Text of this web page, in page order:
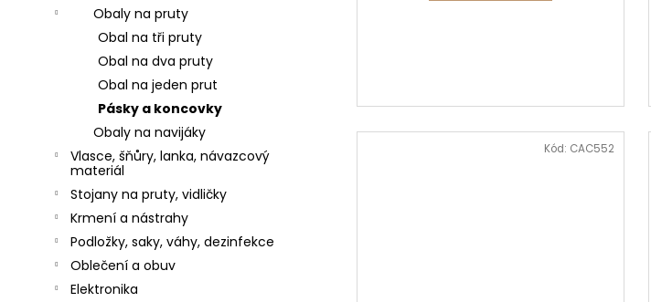
Obaly na pruty
Obal na tři pruty
Obal na dva pruty
Obal na jeden prut
Pásky a koncovky
Obaly na navijáky
Vlasce, šňůry, lanka, návazcový
materiál
Stojany na pruty, vidličky
Krmení a nástrahy
Podložky, saky, váhy, dezinfekce
Oblečení a obuv
Elektronika
Kód: CAC552
SURETTI
PRŮBĚŽNÉ
OLOVO
KOULE
1,2G
-